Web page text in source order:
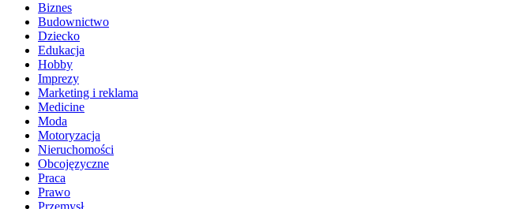
Biznes
Budownictwo
Dziecko
Edukacja
Hobby
Imprezy
Marketing i reklama
Medicine
Moda
Motoryzacja
Nieruchomości
Obcojęzyczne
Praca
Prawo